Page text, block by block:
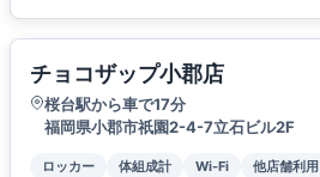
チョコザップ小郡店
桜台駅から車で17分
福岡県小郡市祇園2-4-7立石ビル2F
ロッカー 体組成計 Wi-Fi 他店舗利用